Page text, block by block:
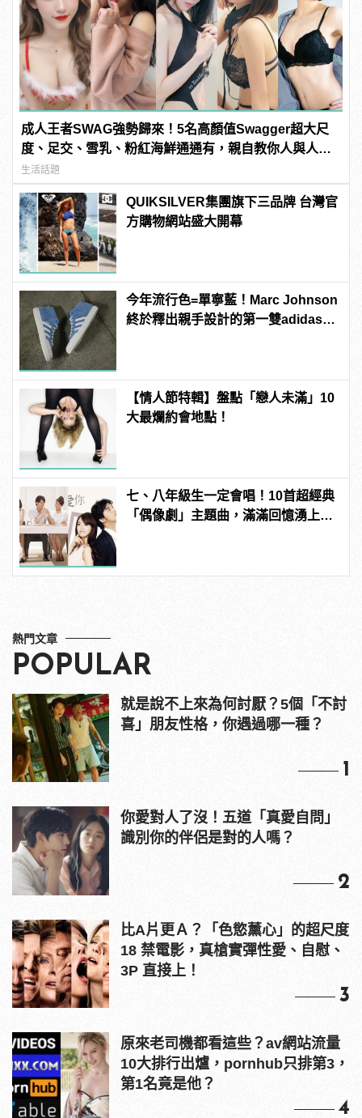
成人王者SWAG強勢歸來！5名高顏值Swagger超大尺
度、足交、雪乳、粉紅海鮮通通有，親自教你人與人的
連結！ | manfashion這樣變型男
生活話題
QUIKSILVER集團旗下三品牌 台灣官
方購物網站盛大開幕
今年流行色=單寧藍！Marc Johnson
終於釋出親手設計的第一雙adidas滑
【情人節特輯】盤點「戀人未滿」10
大最爛約會地點！
七、八年級生一定會唱！10首超經典
「偶像劇」主題曲，滿滿回憶湧上心
熱門文章
POPULAR
就是說不上來為何討厭？5個「不討
喜」朋友性格，你遇過哪一種？
1
你愛對人了沒！五道「真愛自問」
識別你的伴侶是對的人嗎？
2
比A片更Ａ？「色慾薰心」的超尺度
18 禁電影，真槍實彈性愛、自慰、
3P 直接上！
3
原來老司機都看這些？av網站流量
10大排行出爐，pornhub只排第3，
第1名竟是他？
4